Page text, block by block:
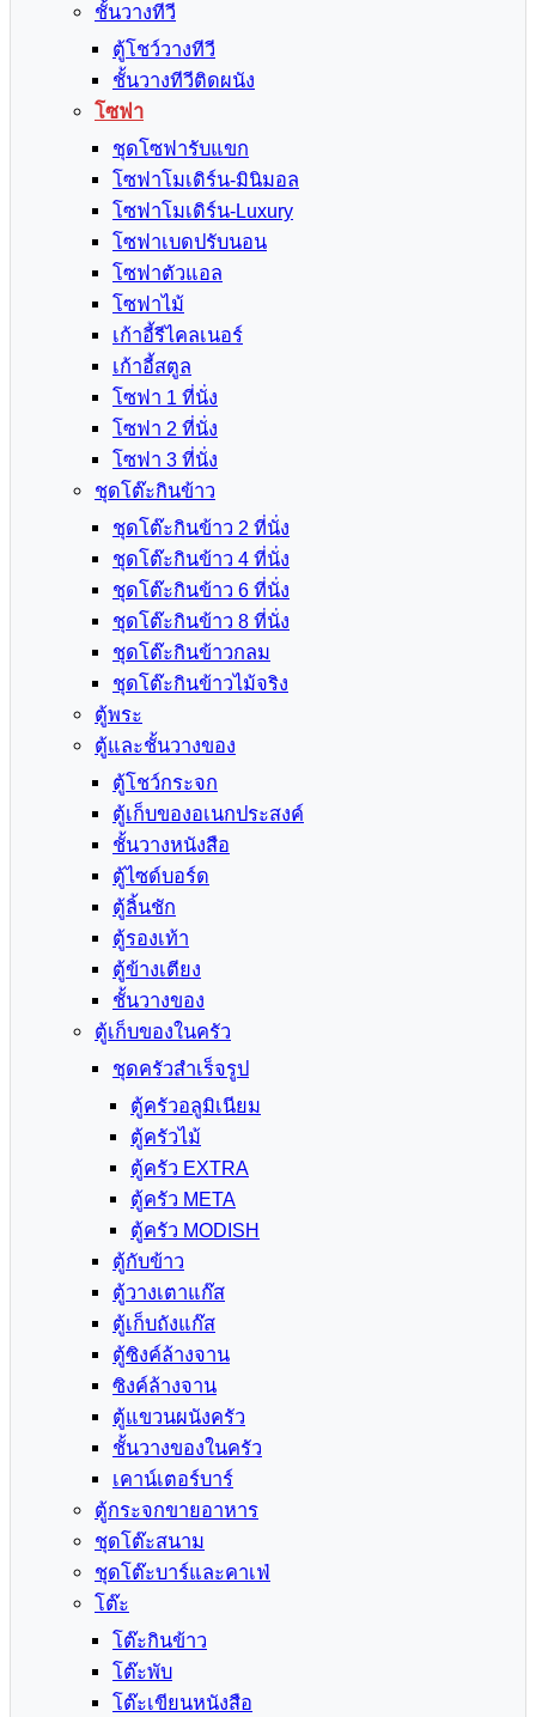
ชั้นวางทีวี
ตู้โชว์วางทีวี
ชั้นวางทีวีติดผนัง
โซฟา
ชุดโซฟารับแขก
โซฟาโมเดิร์น-มินิมอล
โซฟาโมเดิร์น-Luxury
โซฟาเบดปรับนอน
โซฟาตัวแอล
โซฟาไม้
เก้าอี้รีไคลเนอร์
เก้าอี้สตูล
โซฟา 1 ที่นั่ง
โซฟา 2 ที่นั่ง
โซฟา 3 ที่นั่ง
ชุดโต๊ะกินข้าว
ชุดโต๊ะกินข้าว 2 ที่นั่ง
ชุดโต๊ะกินข้าว 4 ที่นั่ง
ชุดโต๊ะกินข้าว 6 ที่นั่ง
ชุดโต๊ะกินข้าว 8 ที่นั่ง
ชุดโต๊ะกินข้าวกลม
ชุดโต๊ะกินข้าวไม้จริง
ตู้พระ
ตู้และชั้นวางของ
ตู้โชว์กระจก
ตู้เก็บของอเนกประสงค์
ชั้นวางหนังสือ
ตู้ไซด์บอร์ด
ตู้ลิ้นชัก
ตู้รองเท้า
ตู้ข้างเตียง
ชั้นวางของ
ตู้เก็บของในครัว
ชุดครัวสำเร็จรูป
ตู้ครัวอลูมิเนียม
ตู้ครัวไม้
ตู้ครัว EXTRA
ตู้ครัว META
ตู้ครัว MODISH
ตู้กับข้าว
ตู้วางเตาแก๊ส
ตู้เก็บถังแก๊ส
ตู้ซิงค์ล้างจาน
ซิงค์ล้างจาน
ตู้แขวนผนังครัว
ชั้นวางของในครัว
เคาน์เตอร์บาร์
ตู้กระจกขายอาหาร
ชุดโต๊ะสนาม
ชุดโต๊ะบาร์และคาเฟ่
โต๊ะ
โต๊ะกินข้าว
โต๊ะพับ
โต๊ะเขียนหนังสือ